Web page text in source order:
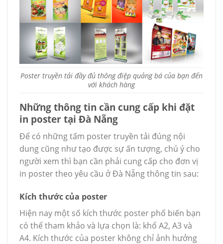
Poster truyền tải đầy đủ thông điệp quảng bá của bạn đến
với khách hàng
Những thông tin cần cung cấp khi đặt
in poster tại Đà Nẵng
Để có những tấm poster truyền tải đúng nội
dung cũng như tạo được sự ấn tượng, chú ý cho
người xem thì bạn cần phải cung cấp cho đơn vị
in poster theo yêu cầu ở Đà Nẵng thông tin sau:
Kích thước của poster
Hiện nay một số kích thước poster phổ biến bạn
có thể tham khảo và lựa chọn là: khổ A2, A3 và
A4. Kích thước của poster không chỉ ảnh hưởng